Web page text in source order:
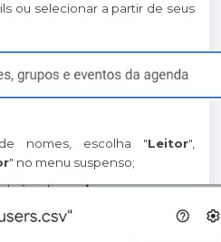
ou selecionar a partir de seus
nomes, escolha "Leitor",
" no menu suspenso;